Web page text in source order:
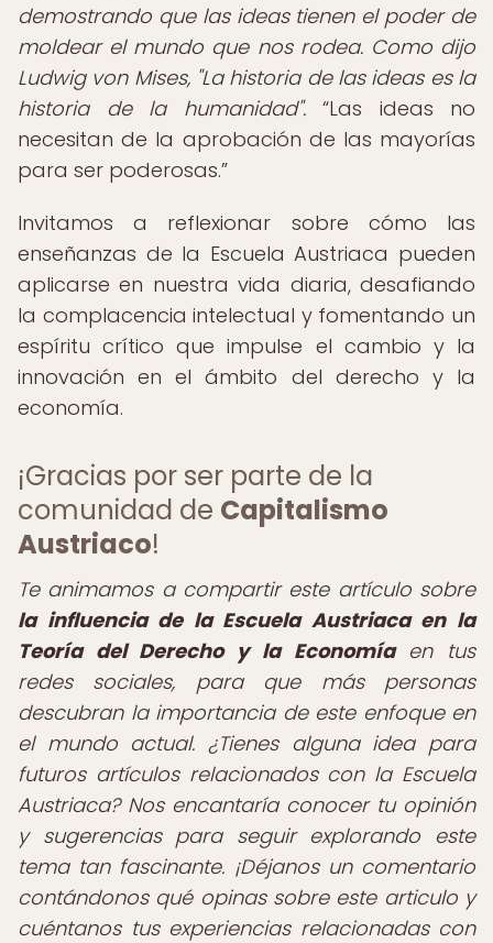
demostrando que las ideas tienen el poder de
moldear el mundo que nos rodea. Como dijo
Ludwig von Mises, "La historia de las ideas es la
historia de la humanidad".
Las ideas no
necesitan de la aprobación de las mayorías
para ser poderosas.
Invitamos a reflexionar sobre cómo las
enseñanzas de la Escuela Austriaca pueden
aplicarse en nuestra vida diaria, desafiando
la complacencia intelectual y fomentando un
espíritu crítico que impulse el cambio y la
innovación en el ámbito del derecho y la
economía.
¡Gracias por ser parte de la
comunidad de Capitalismo
Austriaco!
Te animamos a compartir este artículo sobre
la influencia de la Escuela Austriaca en la
Teoría del Derecho y la Economíaen tus
redes sociales, para que más personas
descubran la importancia de este enfoque en
el mundo actual. ¿Tienes alguna idea para
futuros artículos relacionados con la Escuela
Austriaca? Nos encantaría conocer tu opinión
y sugerencias para seguir explorando este
tema tan fascinante. ¡Déjanos un comentario
contándonos qué opinas sobre este articulo y
cuéntanos tus experiencias relacionadas con